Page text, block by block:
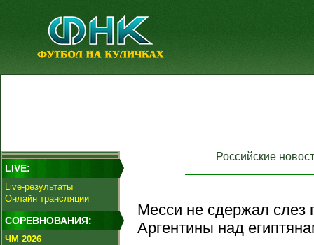
LIVE:
Live-результаты
Онлайн трансляции
СОРЕВНОВАНИЯ:
ЧМ 2026
Российские
Месси не сдержал слез
Аргентины над